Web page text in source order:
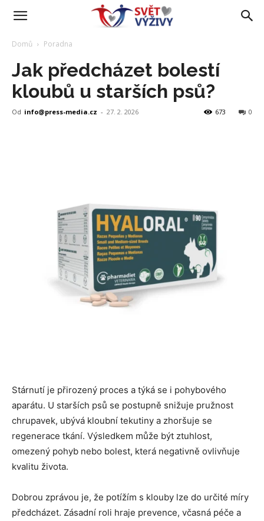
Domů Poradna
Jak předcházet bolestí
kloubů u starších psů?
Od info@press-media.cz - 27. 2. 2026 0
673
Stárnutí je přirozený proces a týká se i pohybového
aparátu. U starších psů se postupně snižuje pružnost
chrupavek, ubývá kloubní tekutiny a zhoršuje se
regenerace tkání. Výsledkem může být ztuhlost,
omezený pohyb nebo bolest, která negativně ovlivňuje
kvalitu života.
Dobrou zprávou je, že potížím s klouby lze do určité míry
předcházet. Zásadní roli hraje prevence, včasná péče a